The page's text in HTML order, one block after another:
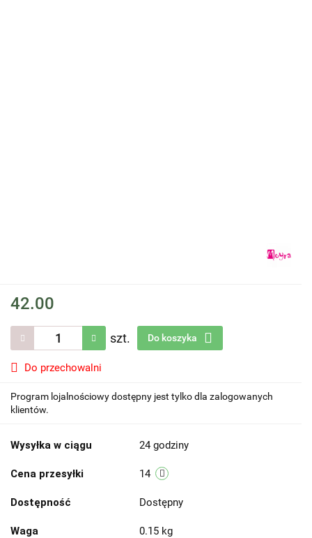
42.00
szt. Do koszyka
Do przechowalni
Program lojalnościowy dostępny jest tylko dla zalogowanych
klientów.
Wysyłka w ciągu 24 godziny
Cena przesyłki 14
Dostępność Dostępny
Waga 0.15 kg